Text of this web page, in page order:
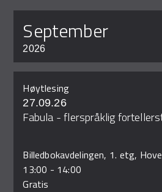
september
2026
Høytlesing
27.09.26
Fabula - flerspråklig
Billedbokavdelingen, 1. etg,
13:00 - 14:00
Gratis